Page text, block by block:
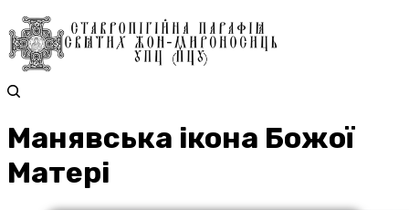
Манявська ікона Божої
Матері